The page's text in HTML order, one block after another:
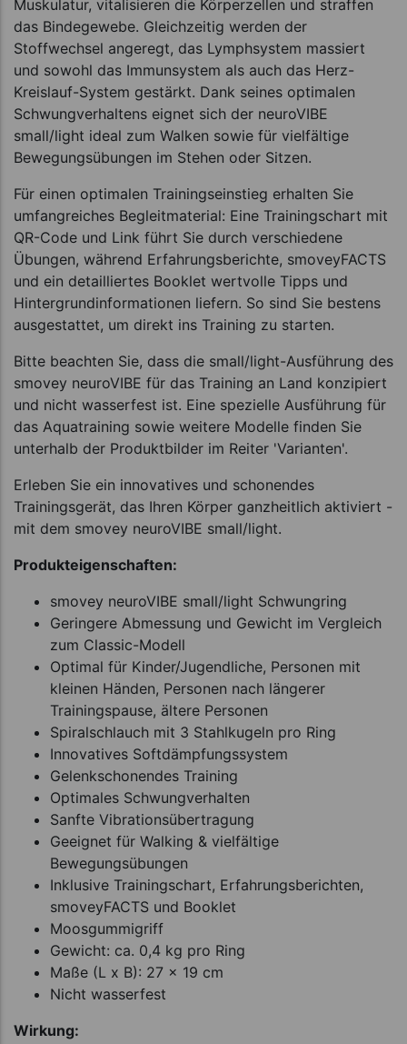
Muskulatur, vitalisieren die Körperzellen und straffen
das Bindegewebe. Gleichzeitig werden der
Stoffwechsel angeregt, das Lymphsystem massiert
und sowohl das Immunsystem als auch das Herz-
Kreislauf-System gestärkt. Dank seines optimalen
Schwungverhaltens eignet sich der neuroVIBE
small/light ideal zum Walken sowie für vielfältige
Bewegungsübungen im Stehen oder Sitzen.
Für einen optimalen Trainingseinstieg erhalten Sie
umfangreiches Begleitmaterial: Eine Trainingschart mit
QR-Code und Link führt Sie durch verschiedene
Übungen, während Erfahrungsberichte, smoveyFACTS
und ein detailliertes Booklet wertvolle Tipps und
Hintergrundinformationen liefern. So sind Sie bestens
ausgestattet, um direkt ins Training zu starten.
Bitte beachten Sie, dass die small/light-Ausführung des
smovey neuroVIBE für das Training an Land konzipiert
und nicht wasserfest ist. Eine spezielle Ausführung für
das Aquatraining sowie weitere Modelle finden Sie
unterhalb der Produktbilder im Reiter 'Varianten'.
Erleben Sie ein innovatives und schonendes
Trainingsgerät, das Ihren Körper ganzheitlich aktiviert -
mit dem smovey neuroVIBE small/light.
Produkteigenschaften:
smovey neuroVIBE small/light Schwungring
Geringere Abmessung und Gewicht im Vergleich
zum Classic-Modell
Optimal für Kinder/Jugendliche, Personen mit
kleinen Händen, Personen nach längerer
Trainingspause, ältere Personen
Spiralschlauch mit 3 Stahlkugeln pro Ring
Innovatives Softdämpfungssystem
Gelenkschonendes Training
Optimales Schwungverhalten
Sanfte Vibrationsübertragung
Geeignet für Walking & vielfältige
Bewegungsübungen
Inklusive Trainingschart, Erfahrungsberichten,
smoveyFACTS und Booklet
Moosgummigriff
Gewicht: ca. 0,4 kg pro Ring
Maße (L x B): 27 x 19 cm
Nicht wasserfest
Wirkung: